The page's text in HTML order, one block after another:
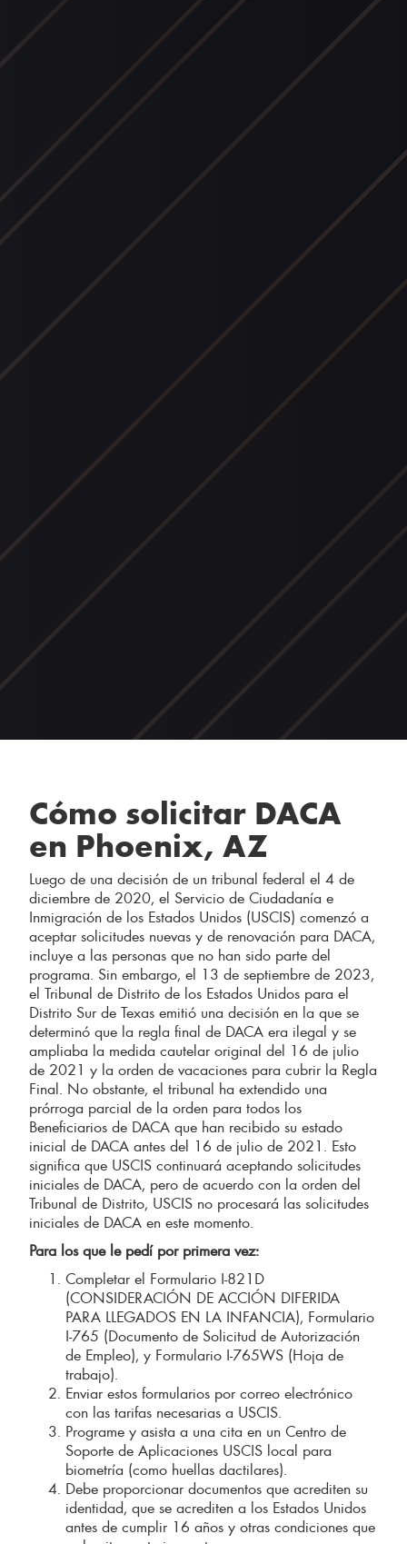
Cómo solicitar DACA
en Phoenix, AZ
Luego de una decisión de un tribunal federal el 4 de
diciembre de 2020, el Servicio de Ciudadanía e
Inmigración de los Estados Unidos (USCIS) comenzó a
aceptar solicitudes nuevas y de renovación para DACA,
incluye a las personas que no han sido parte del
programa. Sin embargo, el 13 de septiembre de 2023,
el Tribunal de Distrito de los Estados Unidos para el
Distrito Sur de Texas emitió una decisión en la que se
determinó que la regla final de DACA era ilegal y se
ampliaba la medida cautelar original del 16 de julio
de 2021 y la orden de vacaciones para cubrir la Regla
Final. No obstante, el tribunal ha extendido una
prórroga parcial de la orden para todos los
Beneficiarios de DACA que han recibido su estado
inicial de DACA antes del 16 de julio de 2021. Esto
significa que USCIS continuará aceptando solicitudes
iniciales de DACA, pero de acuerdo con la orden del
Tribunal de Distrito, USCIS no procesará las solicitudes
iniciales de DACA en este momento.
Para los que le pedí por primera vez:
Completar el Formulario I-821D
(CONSIDERACIÓN DE ACCIÓN DIFERIDA
PARA LLEGADOS EN LA INFANCIA), Formulario
I-765 (Documento de Solicitud de Autorización
de Empleo), y Formulario I-765WS (Hoja de
trabajo).
Enviar estos formularios por correo electrónico
con las tarifas necesarias a USCIS.
Programe y asista a una cita en un Centro de
Soporte de Aplicaciones USCIS local para
biometría (como huellas dactilares).
Debe proporcionar documentos que acrediten su
identidad, que se acrediten a los Estados Unidos
antes de cumplir 16 años y otras condiciones que